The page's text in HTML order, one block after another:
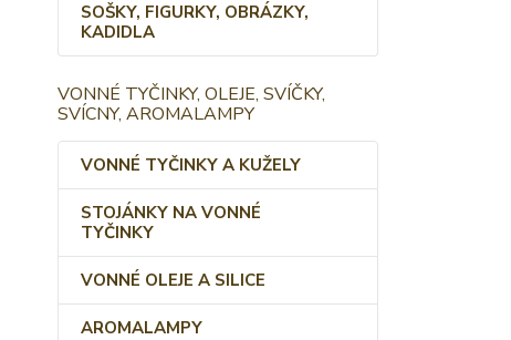
SOŠKY, FIGURKY, OBRÁZKY,
KADIDLA
VONNÉ TYČINKY, OLEJE, SVÍČKY,
SVÍCNY, AROMALAMPY
VONNÉ TYČINKY A KUŽELY
STOJÁNKY NA VONNÉ
TYČINKY
VONNÉ OLEJE A SILICE
AROMALAMPY